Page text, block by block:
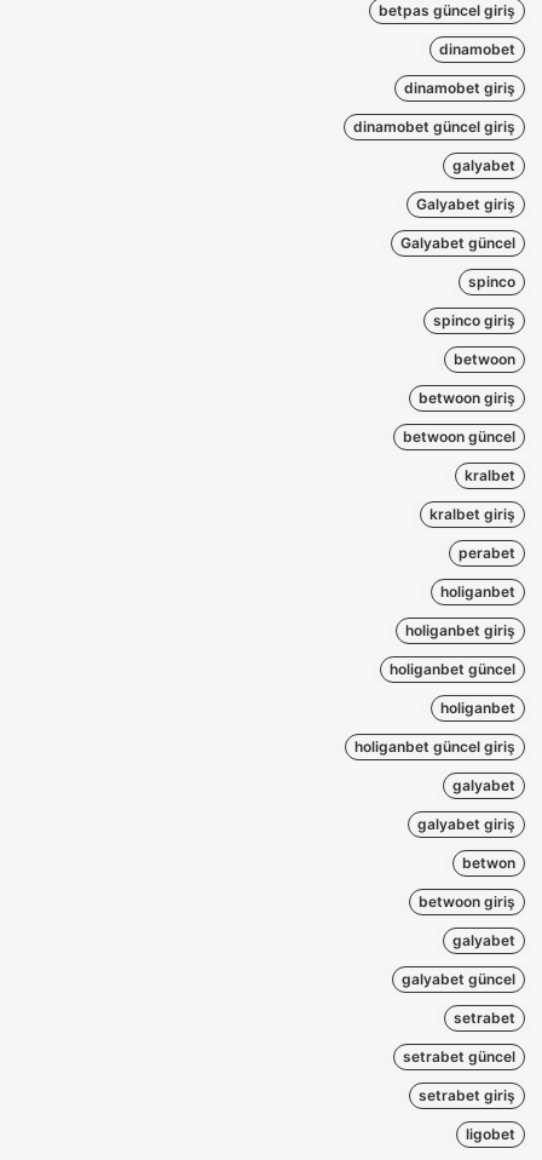
betpas güncel giriş
dinamobet
dinamobet giriş
dinamobet güncel giriş
galyabet
Galyabet giriş
Galyabet güncel
spinco
spinco giriş
betwoon
betwoon giriş
betwoon güncel
kralbet
kralbet giriş
perabet
holiganbet
holiganbet giriş
holiganbet güncel
holiganbet
holiganbet güncel giriş
galyabet
galyabet giriş
betwon
betwoon giriş
galyabet
galyabet güncel
setrabet
setrabet güncel
setrabet giriş
ligobet